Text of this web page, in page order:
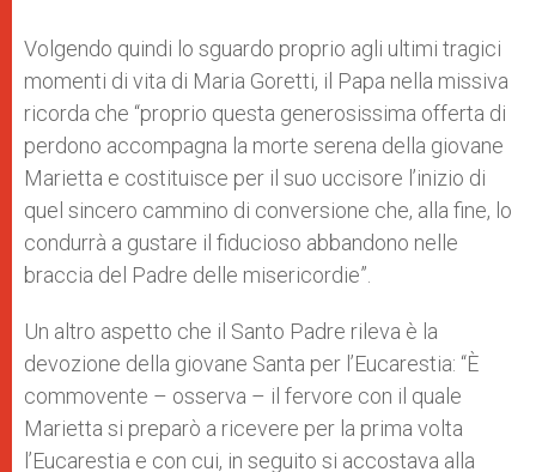
Volgendo quindi lo sguardo proprio agli ultimi tragici
momenti di vita di Maria Goretti, il Papa nella missiva
ricorda che “proprio questa generosissima offerta di
perdono accompagna la morte serena della giovane
Marietta e costituisce per il suo uccisore l’inizio di
quel sincero cammino di conversione che, alla fine, lo
condurrà a gustare il fiducioso abbandono nelle
braccia del Padre delle misericordie”.
Un altro aspetto che il Santo Padre rileva è la
devozione della giovane Santa per l’Eucarestia: “È
commovente – osserva – il fervore con il quale
Marietta si preparò a ricevere per la prima volta
l’Eucarestia e con cui, in seguito si accostava alla